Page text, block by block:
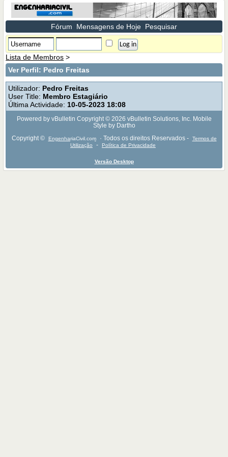
Fórum Mensagens de Hoje Pesquisar
Lista de Membros >
Ver Perfil: Pedro Freitas
Utilizador: Pedro Freitas
User Title: Membro Estagiário
Última Actividade: 10-05-2023 18:08
Powered by vBulletin Copyright © 2026 vBulletin Solutions, Inc. Mobile
Style by Dartho
Copyright ©
EngenhariaCivil.com · Todos os direitos Reservados -
Termos de
Utilização
- Política de Privacidade
Versão Desktop